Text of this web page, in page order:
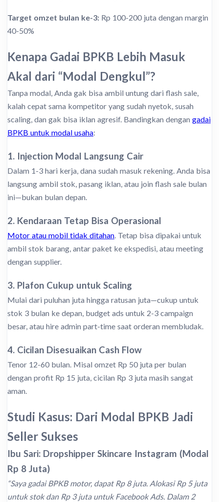
Target omzet bulan ke-3: Rp 100-200 juta dengan margin
40-50%
Kenapa Gadai BPKB Lebih Masuk
Akal dari “Modal Dengkul”?
Tanpa modal, Anda gak bisa ambil untung dari flash sale,
kalah cepat sama kompetitor yang sudah nyetok, susah
scaling, dan gak bisa iklan agresif. Bandingkan dengan gadai
BPKB untuk modal usaha:
1. Injection Modal Langsung Cair
Dalam 1-3 hari kerja, dana sudah masuk rekening. Anda bisa
langsung ambil stok, pasang iklan, atau join flash sale bulan
ini—bukan bulan depan.
2. Kendaraan Tetap Bisa Operasional
Motor atau mobil tidak ditahan. Tetap bisa dipakai untuk
ambil stok barang, antar paket ke ekspedisi, atau meeting
dengan supplier.
3. Plafon Cukup untuk Scaling
Mulai dari puluhan juta hingga ratusan juta—cukup untuk
stok 3 bulan ke depan, budget ads untuk 2-3 campaign
besar, atau hire admin part-time saat orderan membludak.
4. Cicilan Disesuaikan Cash Flow
Tenor 12-60 bulan. Misal omzet Rp 50 juta per bulan
dengan profit Rp 15 juta, cicilan Rp 3 juta masih sangat
aman.
Studi Kasus: Dari Modal BPKB Jadi
Seller Sukses
Ibu Sari: Dropshipper Skincare Instagram (Modal
Rp 8 Juta)
“Saya gadai BPKB motor, dapat Rp 8 juta. Alokasi Rp 5 juta
untuk stok dan Rp 3 juta untuk Facebook Ads. Dalam 2